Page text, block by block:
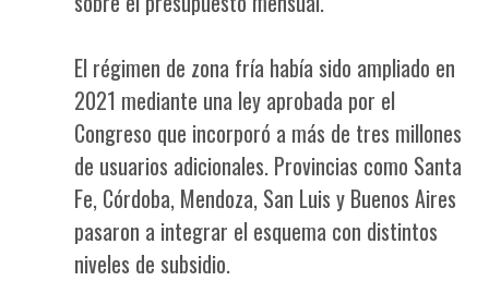
El régimen de zona fría había sido ampliado en
2021 mediante una ley aprobada por el
Congreso que incorporó a más de tres millones
de usuarios adicionales. Provincias como Santa
Fe, Córdoba, Mendoza, San Luis y Buenos Aires
pasaron a integrar el esquema con distintos
niveles de subsidio.